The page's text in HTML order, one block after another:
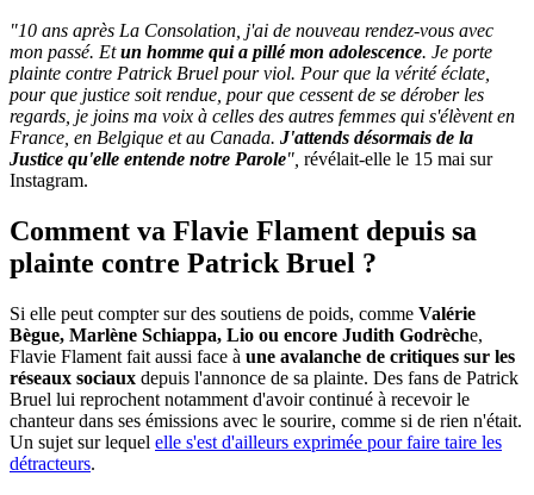
"10 ans après La Consolation, j'ai de nouveau rendez-vous avec
mon passé. Etun homme qui a pillé mon adolescence. Je porte
plainte contre Patrick Bruel pour viol. Pour que la vérité éclate,
pour que justice soit rendue, pour que cessent de se dérober les
regards, je joins ma voix à celles des autres femmes qui s'élèvent en
France, en Belgique et au Canada. J'attends désormais de la
Justice qu'elle entende notre Parole", révélait-elle le 15 mai sur
Instagram.
Comment va Flavie Flament depuis sa
plainte contre Patrick Bruel ?
Si elle peut compter sur des soutiens de poids, comme Valérie
Bègue, Marlène Schiappa, Lio ou encore Judith Godrèche,
Flavie Flament fait aussi face à une avalanche de critiques sur les
réseaux sociaux depuis l'annonce de sa plainte. Des fans de Patrick
Bruel lui reprochent notamment d'avoir continué à recevoir le
chanteur dans ses émissions avec le sourire, comme si de rien n'était.
Un sujet sur lequel elle s'est d'ailleurs exprimée pour faire taire les
détracteurs.